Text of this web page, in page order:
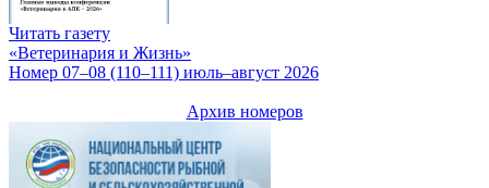
Читать газету
«Ветеринария и Жизнь»
Номер 07–08 (110–111) июль–август 2026
Архив номеров